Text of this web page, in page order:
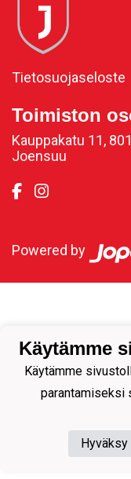
Tietosuojaseloste
Toimiston
Kauppakatu 11,
Joensuu
Powered by
Käytämme
Käytämme
parantamiseksi
Hyväksy